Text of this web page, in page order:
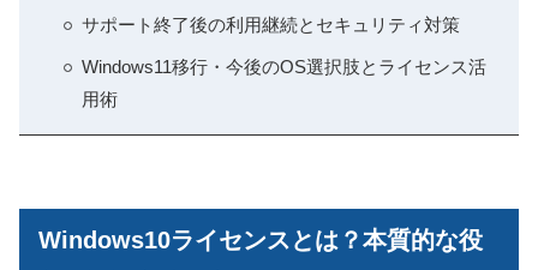
サポート終了後の利用継続とセキュリティ対策
Windows11移行・今後のOS選択肢とライセンス活
用術
Windows10ライセンスとは？本質的な役